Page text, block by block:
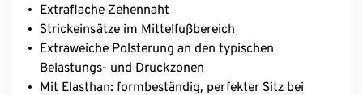
Extraflache Zehennaht
Strickeinsätze im Mittelfußbereich
Extraweiche Polsterung an den typischen
Belastungs- und Druckzonen
Mit Elasthan: formbeständig, perfekter Sitz bei